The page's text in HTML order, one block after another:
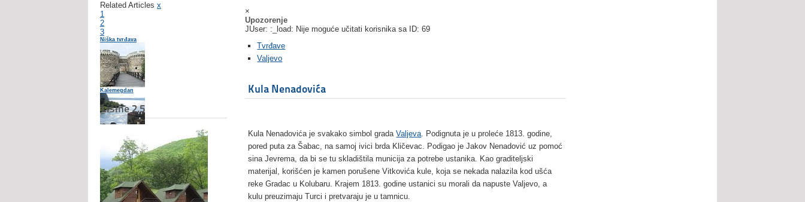
Related Articles x
1
2
3
Niška tvrđava
Kalemegdan
Tvrđave Srbije
Lisine 2.5
×
Upozorenje
JUser: :_load: Nije moguće učitati korisnika sa ID: 69
Tvrđave
Valjevo
Kula Nenadovića
Kula Nenadovića je svakako simbol gradaValjeva. Podignuta je u proleće 1813. godine,
pored puta za Šabac, na samoj ivici brda Kličevac. Podigao je Jakov Nenadović uz pomoć
sina Jevrema, da bi se tu skladištila municija za potrebe ustanika. Kao graditeljski
materijal, korišćen je kamen porušene Vitkovića kule, koja se nekada nalazila kod ušća
reke Gradac u Kolubaru. Krajem 1813. godine ustanici su morali da napuste Valjevo, a
kulu preuzimaju Turci i pretvaraju je u tamnicu.